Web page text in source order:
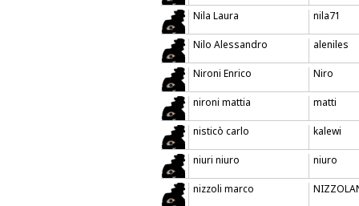
Nila Laura nila71
Nilo Alessandro aleniles
Nironi Enrico Niro
nironi mattia matti
nisticò carlo kalewi
niuri niuro niuro
nizzoli marco